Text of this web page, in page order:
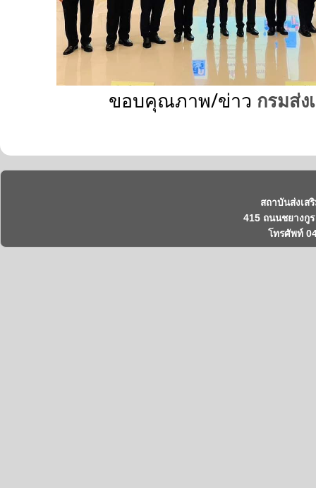
ขอบคุณภาพ/ข่าว กรมส่ง
สถาบันส่งเส
415 ถนนชยางกู
โทรศัพท์